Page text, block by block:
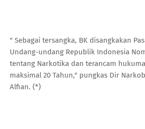
" Sebagai tersangka, BK disangkakan
Undang-undang Republik Indonesia
tentang Narkotika dan terancam
maksimal 20 Tahun," pungkas Dir
Alfian. (*)